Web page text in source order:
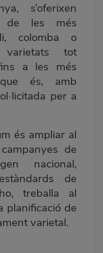
s’oferixen
de les més
colomba o
varietats tot
a les més
és, amb
per a
és ampliar al
de
nacional,
de
treballa al
planificació de
varietal.